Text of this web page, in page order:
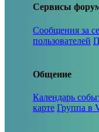
Сервисы
Сообщения за
пользователей
Общение
Календарь
карте Группа в